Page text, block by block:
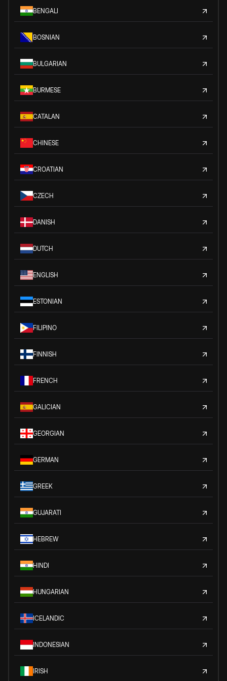
BENGALI
BOSNIAN
BULGARIAN
BURMESE
CATALAN
CHINESE
CROATIAN
CZECH
DANISH
DUTCH
ENGLISH
ESTONIAN
FILIPINO
FINNISH
FRENCH
GALICIAN
GEORGIAN
GERMAN
GREEK
GUJARATI
HEBREW
HINDI
HUNGARIAN
ICELANDIC
INDONESIAN
IRISH